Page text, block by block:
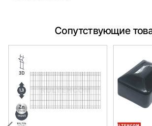
Сопутствующие